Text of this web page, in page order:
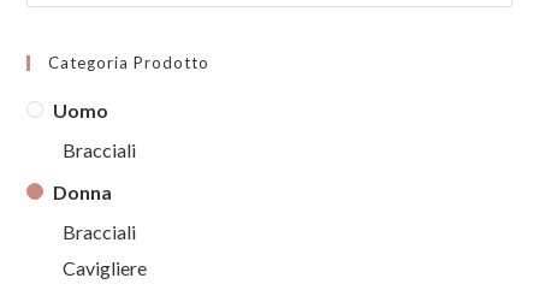
Categoria Prodotto
Uomo
Bracciali
Donna
Bracciali
Cavigliere